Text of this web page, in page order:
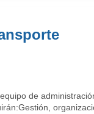
de